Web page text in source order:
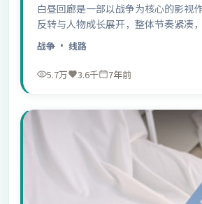
白昼回廊是一部以战争为核心的影视
反转与人物成长展开，整体节奏紧凑
战争 · 线路
5.7万 3.6千 7年前